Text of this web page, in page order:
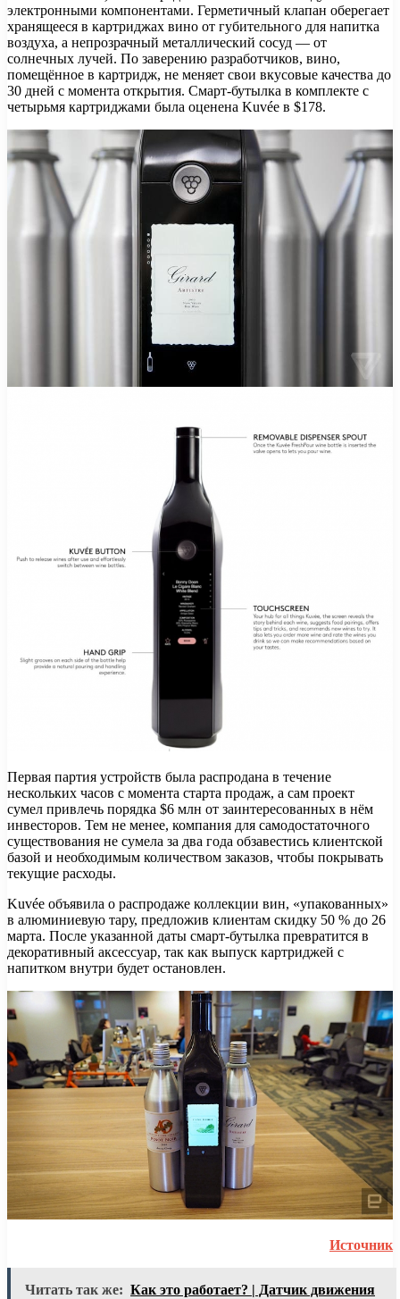
электронными компонентами. Герметичный клапан оберегает
хранящееся в картриджах вино от губительного для напитка
воздуха, а непрозрачный металлический сосуд — от
солнечных лучей. По заверению разработчиков, вино,
помещённое в картридж, не меняет свои вкусовые качества до
30 дней с момента открытия. Смарт-бутылка в комплекте с
четырьмя картриджами была оценена Kuvée в $178.
Первая партия устройств была распродана в течение
нескольких часов с момента старта продаж, а сам проект
сумел привлечь порядка $6 млн от заинтересованных в нём
инвесторов. Тем не менее, компания для самодостаточного
существования не сумела за два года обзавестись клиентской
базой и необходимым количеством заказов, чтобы покрывать
текущие расходы.
Kuvée объявила о распродаже коллекции вин, «упакованных»
в алюминиевую тару, предложив клиентам скидку 50 % до 26
марта. После указанной даты смарт-бутылка превратится в
декоративный аксессуар, так как выпуск картриджей с
напитком внутри будет остановлен.
Источник
Читать так же: Как это работает? | Датчик движения